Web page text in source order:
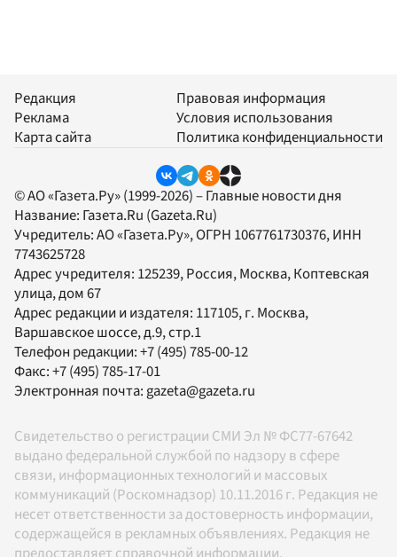
Редакция
Реклама
Карта сайта
Правовая информация
Условия использования
Политика конфиденциальности
© АО «Газета.Ру» (1999-2026) – Главные новости дня
Название: Газета.Ru (Gazeta.Ru)
Учредитель:АО «Газета.Ру», ОГРН 1067761730376, ИНН
7743625728
Адрес учредителя: 125239, Россия, Москва, Коптевская
улица, дом 67
Адрес редакции и издателя: 117105, г. Москва,
Варшавское шоссе, д.9, стр.1
Телефон редакции:+7 (495) 785-00-12
Факс:+7 (495) 785-17-01
Электронная почта:gazeta@gazeta.ru
Свидетельство о регистрации СМИ Эл № ФС77-67642
выдано федеральной службой по надзору в сфере
связи, информационных технологий и массовых
коммуникаций (Роскомнадзор) 10.11.2016 г. Редакция не
несет ответственности за достоверность информации,
содержащейся в рекламных объявлениях. Редакция не